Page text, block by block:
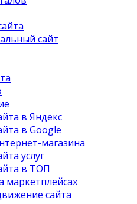
сайт
в Яндекс
в Google
магазина
услуг
в ТОП
маркетплейсах
сайта